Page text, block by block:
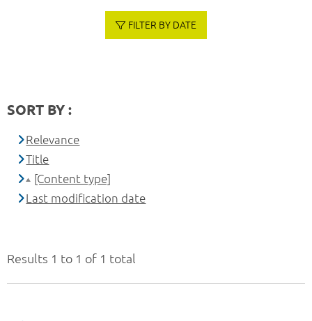
Results 1 to 1 of 1 total
FILTER BY DATE
SORT BY :
Relevance
Title
[Content type]
Last modification date